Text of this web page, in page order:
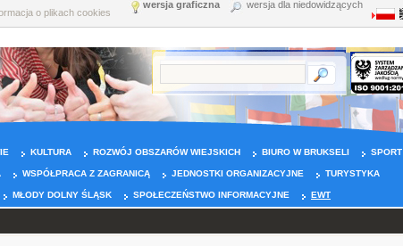
o plikach cookies
wersja graficzna wersja dla niedowidzących
KULTURA ROZWÓJ OBSZARÓW WIEJSKICH BIURO W BRUKSELI SPORT
WSPÓŁPRACA Z ZAGRANICĄ JEDNOSTKI ORGANIZACYJNE TURYSTYKA
MŁODY DOLNY ŚLĄSK SPOŁECZEŃSTWO INFORMACYJNE EWT